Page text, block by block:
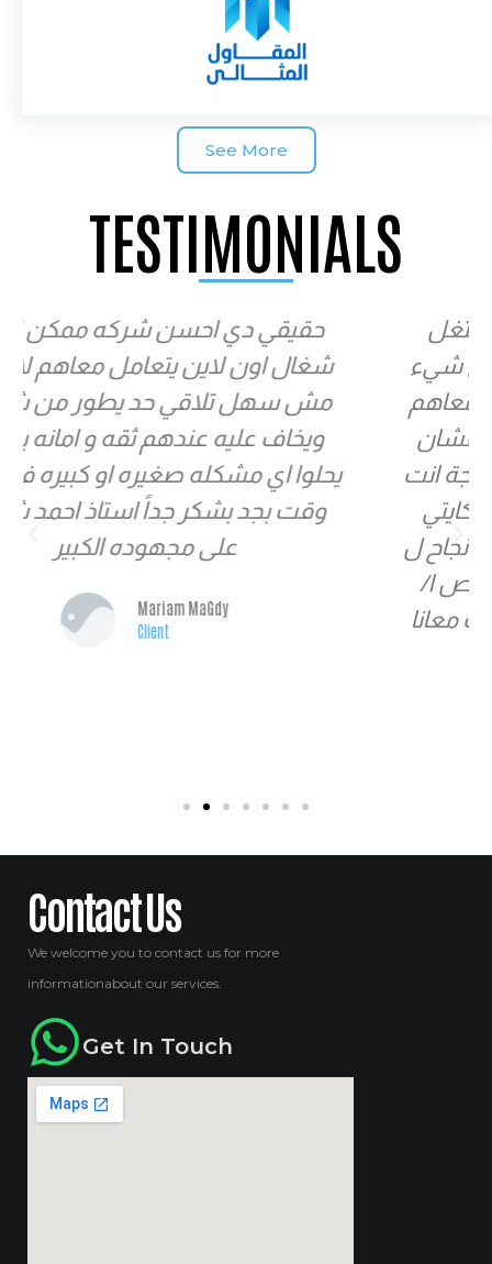
See More
افضل واحسن شركة ممكن تشتغل
معاها كفاءة ومهنية عالية في كل شيء
وبجد ناس محترمة فوق الوصف ومعاهم
هتوصل لابعد نقطة في مجالك عشان
هما فعلاً شاطرين بجد.. وبجد اي حاجة انت
محتاجها هتلاقيها معاهم ودي حكايتي
معاهم اللي لسة مكملة ودايما من نجاح ل
نجاح وتستحقو بصراحة .. وشكر خاص ا/
احمد شكري علي تعبك ومجهودك معانا
TESTIMONIALS
Contact Us
We welcome you to contact us for more
informationabout our services.
Get In Touch